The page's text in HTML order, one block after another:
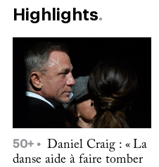
Highlights
50+
Daniel Craig : « La
danse aide à faire tomber